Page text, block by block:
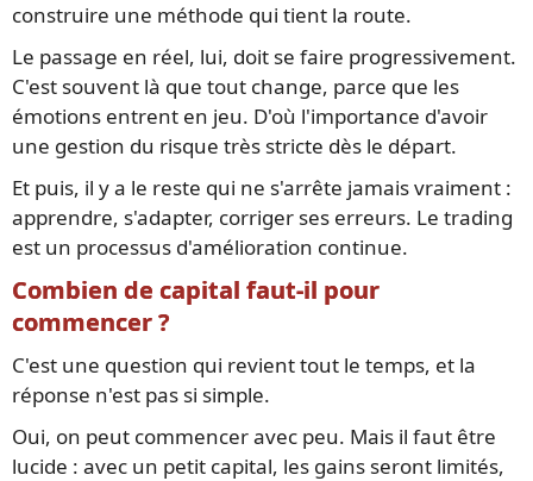
construire une méthode qui tient la route.
Le passage en réel, lui, doit se faire progressivement.
C'est souvent là que tout change, parce que les
émotions entrent en jeu. D'où l'importance d'avoir
une gestion du risque très stricte dès le départ.
Et puis, il y a le reste qui ne s'arrête jamais vraiment :
apprendre, s'adapter, corriger ses erreurs. Le trading
est un processus d'amélioration continue.
Combien de capital faut-il pour
commencer ?
C'est une question qui revient tout le temps, et la
réponse n'est pas si simple.
Oui, on peut commencer avec peu. Mais il faut être
lucide : avec un petit capital, les gains seront limités,